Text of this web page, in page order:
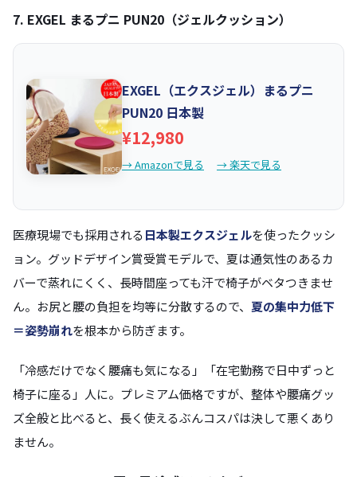
7. EXGEL まるプニ PUN20（ジェルクッション）
EXGEL（エクスジェル）まるプニ
PUN20 日本製
¥12,980
→ Amazonで見る → 楽天で見る
医療現場でも採用される日本製エクスジェルを使ったクッシ
ョン。グッドデザイン賞受賞モデルで、夏は通気性のあるカ
バーで蒸れにくく、長時間座っても汗で椅子がベタつきませ
ん。お尻と腰の負担を均等に分散するので、 夏の集中力低下
＝姿勢崩れを根本から防ぎます。
「冷感だけでなく腰痛も気になる」「在宅勤務で日中ずっと
椅子に座る」人に。プレミアム価格ですが、整体や腰痛グッ
ズ全般と比べると、長く使えるぶんコスパは決して悪くあり
ません。